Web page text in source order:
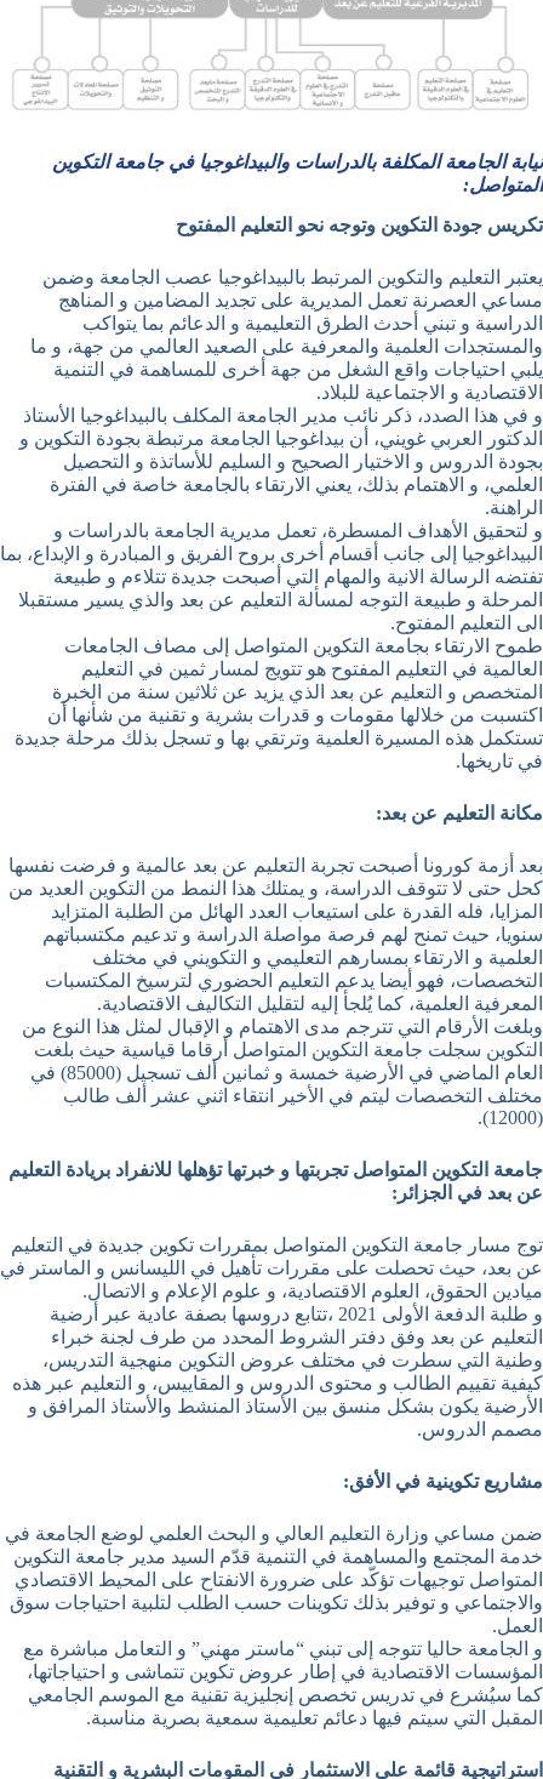
نيابة الجامعة المكلفة بالدراسات والبيداغوجيا في جامعة التكوين
المتواصل:
تكريس جودة التكوين وتوجه نحو التعليم المفتوح
يعتبر التعليم والتكوين المرتبط بالبيداغوجيا عصب الجامعة وضمن
مساعي العصرنة تعمل المديرية على تجديد المضامين و المناهج
الدراسية و تبني أحدث الطرق التعليمية و الدعائم بما يتواكب
والمستجدات العلمية والمعرفية على الصعيد العالمي من جهة، و ما
يلبي احتياجات واقع الشغل من جهة أخرى للمساهمة في التنمية
الاقتصادية و الاجتماعية للبلاد.
و في هذا الصدد، ذكر نائب مدير الجامعة المكلف بالبيداغوجيا الأستاذ
الدكتور العربي غويني، أن بيداغوجيا الجامعة مرتبطة بجودة التكوين و
بجودة الدروس و الاختيار الصحيح و السليم للأساتذة و التحصيل
العلمي، و الاهتمام بذلك، يعني الارتقاء بالجامعة خاصة في الفترة
الراهنة.
و لتحقيق الأهداف المسطرة، تعمل مديرية الجامعة بالدراسات و
البيداغوجيا إلى جانب أقسام أخرى بروح الفريق و المبادرة و الإبداع، بما
تفتضه الرسالة الانية والمهام التي أصبحت جديدة تتلاءم و طبيعة
المرحلة و طبيعة التوجه لمسألة التعليم عن بعد والذي يسير مستقبلا
الى التعليم المفتوح.
طموح الارتقاء بجامعة التكوين المتواصل إلى مصاف الجامعات
العالمية في التعليم المفتوح هو تتويج لمسار ثمين في التعليم
المتخصص و التعليم عن بعد الذي يزيد عن ثلاثين سنة من الخبرة
اكتسبت من خلالها مقومات و قدرات بشرية و تقنية من شأنها أن
تستكمل هذه المسيرة العلمية وترتقي بها و تسجل بذلك مرحلة جديدة
في تاريخها.
مكانة التعليم عن بعد:
بعد أزمة كورونا أصبحت تجربة التعليم عن بعد عالمية و فرضت نفسها
كحل حتى لا تتوقف الدراسة، و يمتلك هذا النمط من التكوين العديد من
المزايا، فله القدرة على استيعاب العدد الهائل من الطلبة المتزايد
سنويا، حيث تمنح لهم فرصة مواصلة الدراسة و تدعيم مكتسباتهم
العلمية و الارتقاء بمسارهم التعليمي و التكويني في مختلف
التخصصات، فهو أيضا يدعم التعليم الحضوري لترسيخ المكتسبات
المعرفية العلمية، كما يُلجأ إليه لتقليل التكاليف الاقتصادية.
وبلغت الأرقام التي تترجم مدى الاهتمام و الإقبال لمثل هذا النوع من
التكوين سجلت جامعة التكوين المتواصل أرقاما قياسية حيث بلغت
العام الماضي في الأرضية خمسة و ثمانين ألف تسجيل (85000) في
مختلف التخصصات ليتم في الأخير انتقاء اثني عشر ألف طالب
(12000).
جامعة التكوين المتواصل تجربتها و خبرتها تؤهلها للانفراد بريادة التعليم
عن بعد في الجزائر :
توج مسار جامعة التكوين المتواصل بمقررات تكوين جديدة في التعليم
عن بعد، حيث تحصلت على مقررات تأهيل في الليسانس و الماستر في
ميادين الحقوق، العلوم الاقتصادية، و علوم الإعلام و الاتصال.
و طلبة الدفعة الأولى 2021 ،تتابع دروسها بصفة عادية عبر أرضية
التعليم عن بعد وفق دفتر الشروط المحدد من طرف لجنة خبراء
وطنية التي سطرت في مختلف عروض التكوين منهجية التدريس،
كيفية تقييم الطالب و محتوى الدروس و المقاييس، و التعليم عبر هذه
الأرضية يكون بشكل منسق بين الأستاذ المنشط والأستاذ المرافق و
مصمم الدروس.
مشاريع تكوينية في الأفق:
ضمن مساعي وزارة التعليم العالي و البحث العلمي لوضع الجامعة في
خدمة المجتمع والمساهمة في التنمية قدّم السيد مدير جامعة التكوين
المتواصل توجيهات تؤكّد على ضرورة الانفتاح على المحيط الاقتصادي
والاجتماعي و توفير بذلك تكوينات حسب الطلب لتلبية احتياجات سوق
العمل.
و الجامعة حاليا تتوجه إلى تبني “ماستر مهني” و التعامل مباشرة مع
المؤسسات الاقتصادية في إطار عروض تكوين تتماشى و احتياجاتها،
كما سيُشرع في تدريس تخصص إنجليزية تقنية مع الموسم الجامعي
المقبل التي سيتم فيها دعائم تعليمية سمعية بصرية مناسبة.
استراتيجية قائمة على الاستثمار في المقومات البشرية و التقنية